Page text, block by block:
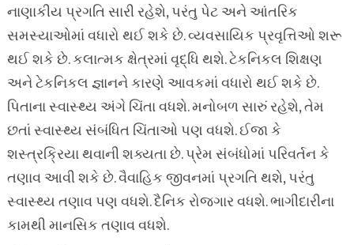
નાણાકીય પ્રગતિ સારી રહેશે, પરંતુ પેટ અને આંતરિક
સમસ્યાઓમાં વધારો થઈ શકે છે. વ્યવસાયિક પ્રવૃત્તિઓ શરૂ
થઈ શકે છે. કલાત્મક ક્ષેત્રમાં વૃદ્ધિ થશે. ટેકનિકલ શિક્ષણ
અને ટેકનિકલ જ્ઞાનને કારણે આવકમાં વધારો થઈ શકે છે.
પિતાના સ્વાસ્થ્ય અંગે ચિંતા વધશે. મનોબળ સારું રહેશે, તેમ
છતાં સ્વાસ્થ્ય સંબંધિત ચિંતાઓ પણ વધશે. ઈજા કે
શસ્ત્રક્રિયા થવાની શક્યતા છે. પ્રેમ સંબંધોમાં પરિવર્તન કે
તણાવ આવી શકે છે. વૈવાહિક જીવનમાં પ્રગતિ થશે, પરંતુ
સ્વાસ્થ્ય તણાવ પણ વધશે. દૈનિક રોજગાર વધશે. ભાગીદારીના
કામથી માનસિક તણાવ વધશે.